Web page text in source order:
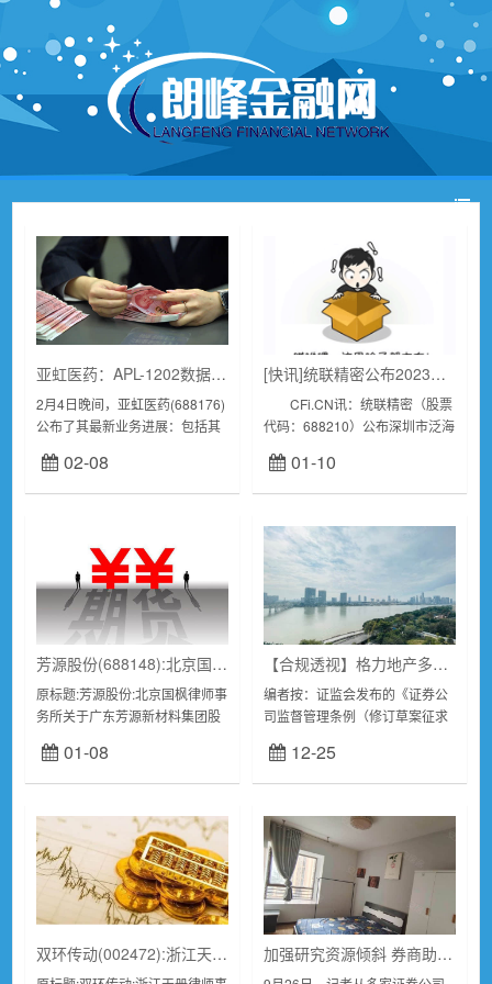
亚虹医药：APL-1202数据发布，未来将继续深耕膀胱癌领域拓展更多可能
2月4日晚间，亚虹医药(688176)
公布了其最新业务进展：包括其
床试验，其他核心管线临床开发
以及商业化的相关情况更新。
02-08
[快讯]统联精密公布2023年分红实施方案
CFi.CN讯：统联精密（股票
代码：688210）公布深圳市泛海
年前三季度权益分派实施公告。
1.发放年度：2023...
01-10
芳源股份(688148):北京国枫律师事务所关于广东芳源新材料集团股份有限公司2023年第五次临时股东大会的法律意见书
原标题:芳源股份:北京国枫律师事
务所关于广东芳源新材料集团股
东大会的法律意见书北京市东城
区建国门内大街26号...
01-08
【合规透视】格力地产多计净利润超6亿被通报批评：中信证券三季度末重仓
编者按：证监会发布的《证券公
司监督管理条例（修订草案征求
证券自营业务不得存在从事或者
协助他人从事不公平交易、利益
12-25
双环传动(002472):浙江天册律师事务所关于公司2023年第一次临时股东大会的法律意见书 加强研究资源倾斜 券商助力北交所高质量发展